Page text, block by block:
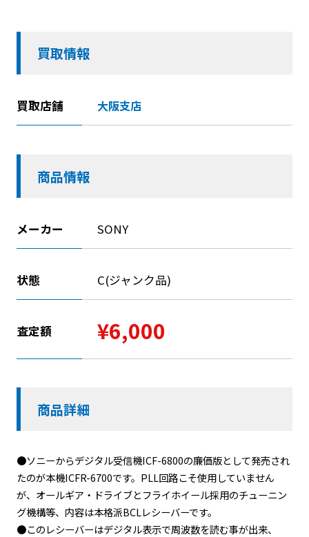
買取情報
買取店舗 大阪支店
商品情報
メーカー SONY
状態 C(ジャンク品)
査定額 ¥6,000
商品詳細
●ソニーからデジタル受信機ICF-6800の廉価版として発売され
たのが本機ICFR-6700です。PLL回路こそ使用していません
が、オールギア・ドライブとフライホイール採用のチューニン
グ機構等、内容は本格派BCLレシーバーです。
●このレシーバーはデジタル表示で周波数を読む事が出来、